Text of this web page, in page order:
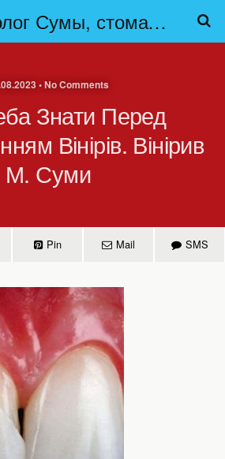
Стоматолог Сумы, стоматологические клиники Сумы, детская стоматология в Сумах. | Частная стоматология Сумы
• No Comments
Знати Перед
Вінірів. Вінірив
М. Суми
Pin Mail SMS